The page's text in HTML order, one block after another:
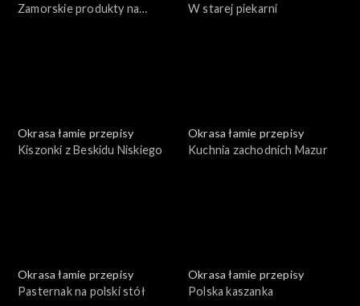
Zamorskie produkty na
W starej piekarni
Okrasa łamie przepisy
Kiszonki z Beskidu Niskiego
Okrasa łamie przepisy
Kuchnia zachodnich Mazur
Okrasa łamie przepisy
Pasternak na polski stół
Okrasa łamie przepisy
Polska kaszanka